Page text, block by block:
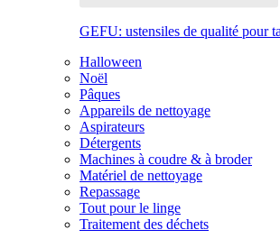
GEFU: ustensiles de qualité pour
Halloween
Noël
Pâques
Appareils de nettoyage
Aspirateurs
Détergents
Machines à coudre & à broder
Matériel de nettoyage
Repassage
Tout pour le linge
Traitement des déchets